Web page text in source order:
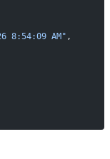
8:54:09 AM" ,